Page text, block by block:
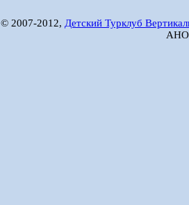
© 2007-2012, Детский Турклуб
АНО